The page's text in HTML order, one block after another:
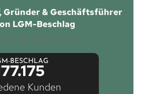
Gründer & Geschäftsführer
LGM-Beschlag
BESCHLAG
Kunden